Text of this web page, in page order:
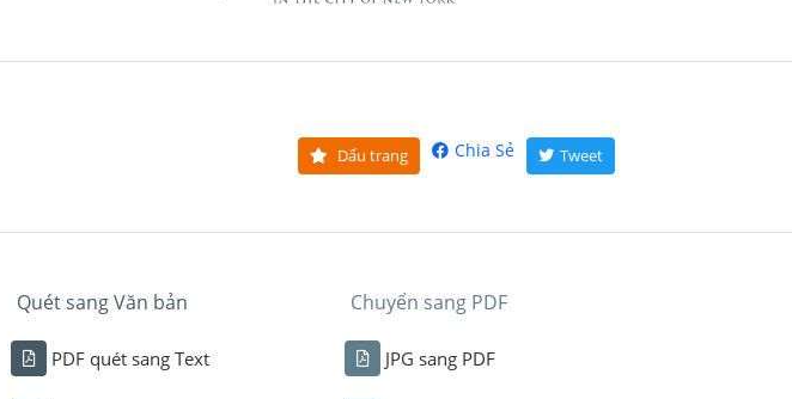
Dấu trang Chia Sẻ Tweet
Quét sang Văn bản
PDF quét sang Text
Chuyển sang PDF
JPG sang PDF